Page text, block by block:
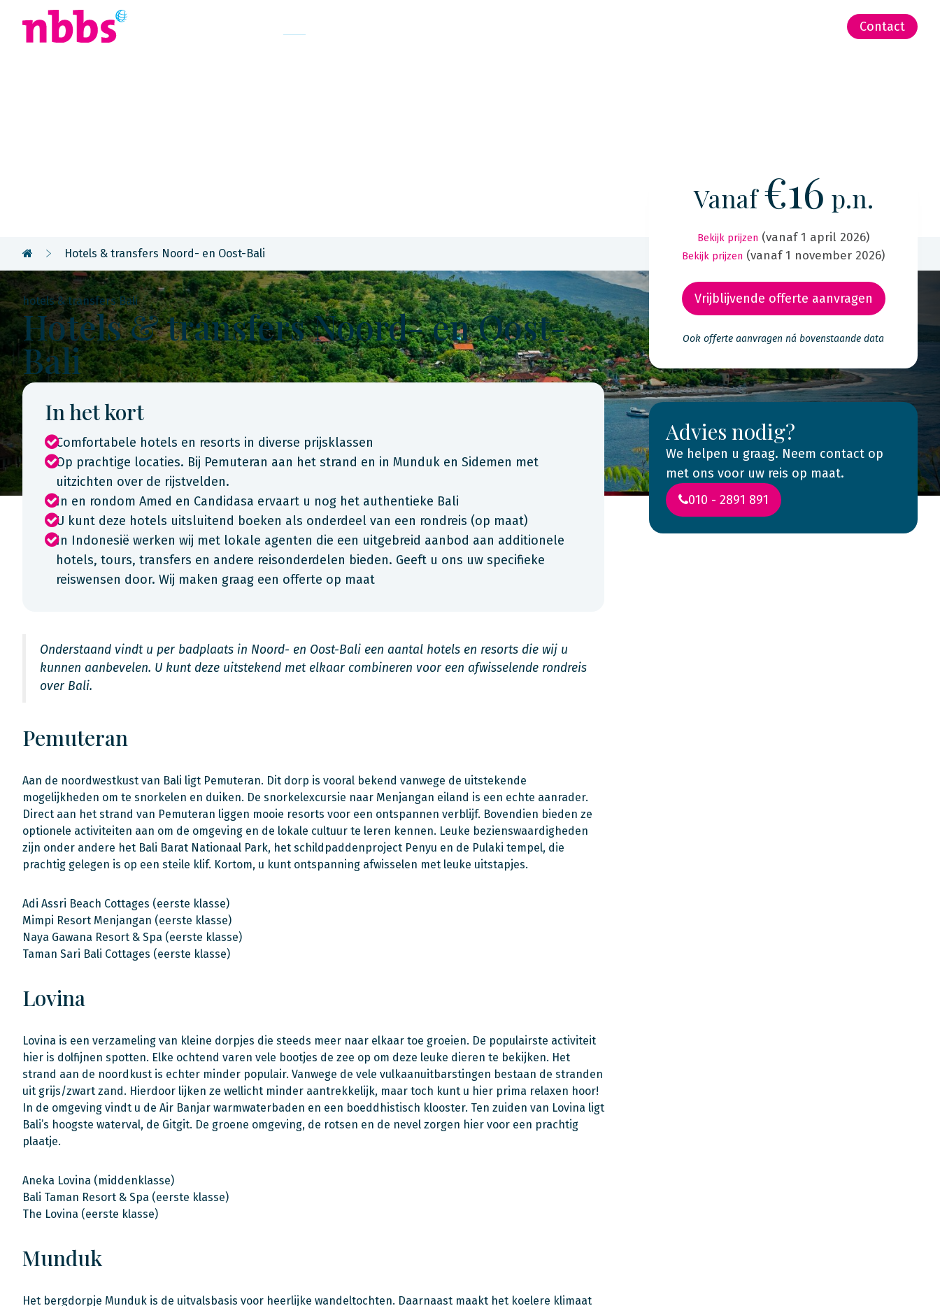
Contact
Hotels & transfers Noord- en Oost-Bali
hotels & transfers Bali
Hotels & transfers Noord- en Oost-
Bali
In het kort
Comfortabele hotels en resorts in diverse prijsklassen
Op prachtige locaties. Bij Pemuteran aan het strand en in Munduk en Sidemen met
uitzichten over de rijstvelden.
In en rondom Amed en Candidasa ervaart u nog het authentieke Bali
U kunt deze hotels uitsluitend boeken als onderdeel van een rondreis (op maat)
In Indonesië werken wij met lokale agenten die een uitgebreid aanbod aan additionele
hotels, tours, transfers en andere reisonderdelen bieden. Geeft u ons uw specifieke
reiswensen door. Wij maken graag een offerte op maat
Onderstaand vindt u per badplaats in Noord- en Oost-Bali een aantal hotels en resorts die wij u
kunnen aanbevelen. U kunt deze uitstekend met elkaar combineren voor een afwisselende rondreis
over Bali.
Pemuteran
Aan de noordwestkust van Bali ligt Pemuteran. Dit dorp is vooral bekend vanwege de uitstekende
mogelijkheden om te snorkelen en duiken. De snorkelexcursie naar Menjangan eiland is een echte aanrader.
Direct aan het strand van Pemuteran liggen mooie resorts voor een ontspannen verblijf. Bovendien bieden ze
optionele activiteiten aan om de omgeving en de lokale cultuur te leren kennen. Leuke bezienswaardigheden
zijn onder andere het Bali Barat Nationaal Park, het schildpaddenproject Penyu en de Pulaki tempel, die
prachtig gelegen is op een steile klif. Kortom, u kunt ontspanning afwisselen met leuke uitstapjes.
Adi Assri Beach Cottages (eerste klasse)
Mimpi Resort Menjangan (eerste klasse)
Naya Gawana Resort & Spa (eerste klasse)
Taman Sari Bali Cottages (eerste klasse)
Lovina
Lovina is een verzameling van kleine dorpjes die steeds meer naar elkaar toe groeien. De populairste activiteit
hier is dolfijnen spotten. Elke ochtend varen vele bootjes de zee op om deze leuke dieren te bekijken. Het
strand aan de noordkust is echter minder populair. Vanwege de vele vulkaanuitbarstingen bestaan de stranden
uit grijs/zwart zand. Hierdoor lijken ze wellicht minder aantrekkelijk, maar toch kunt u hier prima relaxen hoor!
In de omgeving vindt u de Air Banjar warmwaterbaden en een boeddhistisch klooster. Ten zuiden van Lovina ligt
Bali’s hoogste waterval, de Gitgit. De groene omgeving, de rotsen en de nevel zorgen hier voor een prachtig
plaatje.
Aneka Lovina (middenklasse)
Bali Taman Resort & Spa (eerste klasse)
The Lovina (eerste klasse)
Munduk
Het bergdorpje Munduk is de uitvalsbasis voor heerlijke wandeltochten. Daarnaast maakt het koelere klimaat
Vanaf€16 p.n.
Bekijk prijzen (vanaf 1 april 2026)
Bekijk prijzen (vanaf 1 november 2026)
Vrijblijvende offerte aanvragen
Ook offerte aanvragen ná bovenstaande data
Advies nodig?
We helpen u graag. Neem contact op
met ons voor uw reis op maat.
010 - 2891 891